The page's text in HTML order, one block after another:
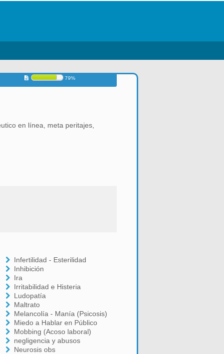
79%
en línea, meta peritajes,
Infertilidad - Esterilidad
Inhibición
Ira
Irritabilidad e Histeria
Ludopatía
Maltrato
Melancolía - Manía (Psicosis)
Miedo a Hablar en Público
Mobbing (Acoso laboral)
negligencia y abusos
Neurosis obs